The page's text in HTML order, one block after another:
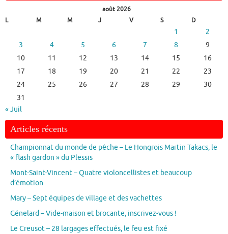
août 2026
L
M M J V S D
1
2
3
4 5 6 7 8
9
10
11 12 13 14 15
16
17
18 19 20 21 22
23
24
25 26 27 28 29
30
31
« Juil
Articles récents
Championnat du monde de pêche – Le Hongrois Martin Takacs, le
« flash gardon » du Plessis
Mont-Saint-Vincent – Quatre violoncellistes et beaucoup
d’émotion
Mary – Sept équipes de village et des vachettes
Génelard – Vide-maison et brocante, inscrivez-vous !
Le Creusot – 28 largages effectués, le feu est fixé